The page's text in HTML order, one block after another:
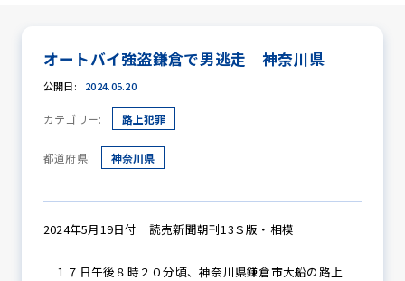
防犯活動ニュース
防犯パトロール
オートバイ強盗鎌倉で男逃走 神奈川県
公開日: 2024.05.20
カテゴリー: 路上犯罪
都道府県: 神奈川県
2024年5月19日付 読売新聞朝刊13Ｓ版・相模
１７日午後８時２０分頃、神奈川県鎌倉市大船の路上